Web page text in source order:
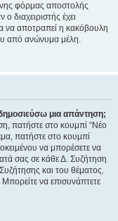
φόρμας αποστολής
διαχειριστής έχει
να αποτραπεί η κακόβουλη
από ανώνυμα μέλη.
μια απάντηση;
πατήστε στο κουμπί “Νέο
πατήστε στο κουμπί
να μπορέσετε να
σας σε κάθε Δ. Συζήτηση
και του θέματος.
να επισυνάπτετε